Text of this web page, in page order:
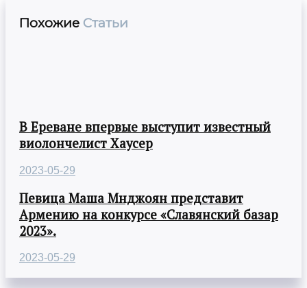
Похожие Статьи
В Ереване впервые выступит известный
виолончелист Хаусер
2023-05-29
Певица Маша Мнджоян представит
Армению на конкурсе «Славянский базар
2023».
2023-05-29